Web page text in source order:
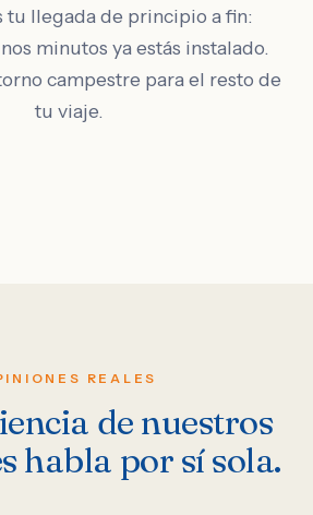
tu llegada de principio a fin:
minutos ya estás instalado.
campestre para el resto de
tu viaje.
REALES
de nuestros
habla por sí sola.